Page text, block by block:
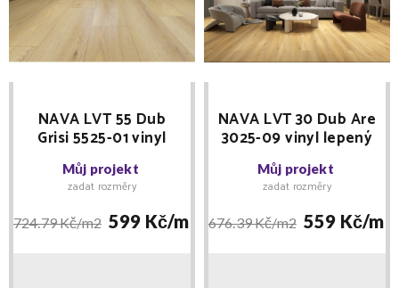
NAVA LVT 55 Dub
Grisi 5525-01 vinyl
lepený
Můj projekt
zadat rozměry
724.79 Kč/m2 599 Kč/m2
NAVA LVT 30 Dub Are
3025-09 vinyl lepený
Můj projekt
zadat rozměry
676.39 Kč/m2 559 Kč/m2